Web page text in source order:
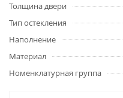
Толщина двери
Тип остекления
Наполнение
Материал
Номенклатурная группа